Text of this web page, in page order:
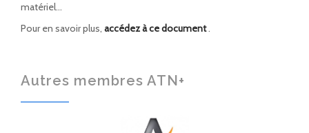
matériel…
Pour en savoir plus, accédez à ce document.
Autres membres ATN+